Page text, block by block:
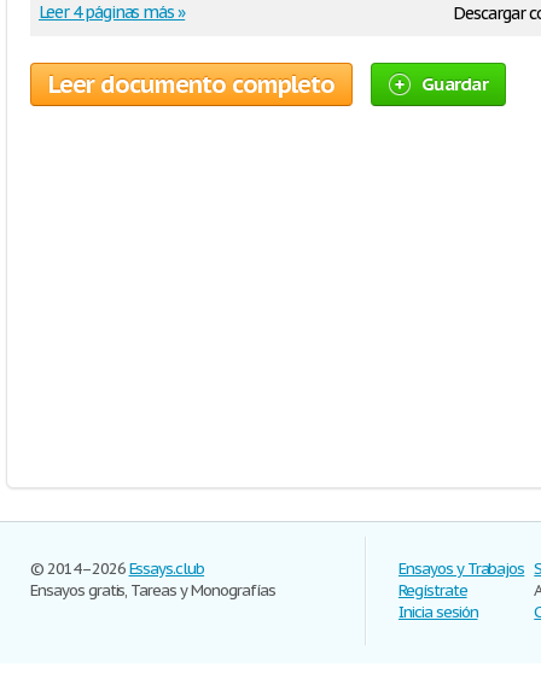
Descargar
Leer 4 páginas más »
Leer documento completo Guardar
© 2014–2026Essays.club
Ensayos gratis, Tareas y Monografías
Ensayos y Trabajos
Regístrate
Inicia sesión